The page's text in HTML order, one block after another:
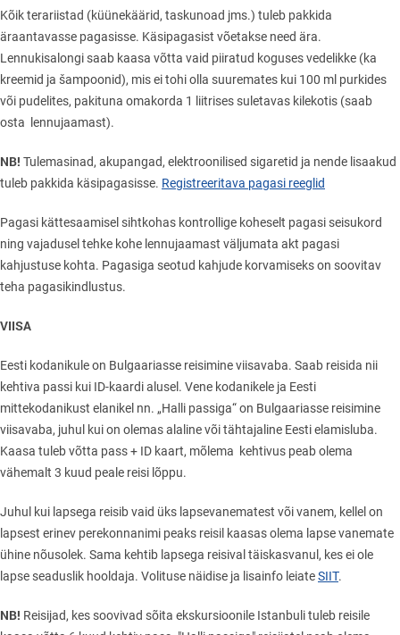
Kõik terariistad (küünekäärid, taskunoad jms.) tuleb pakkida
äraantavasse pagasisse. Käsipagasist võetakse need ära.
Lennukisalongi saab kaasa võtta vaid piiratud koguses vedelikke (ka
kreemid ja šampoonid), mis ei tohi olla suuremates kui 100 ml purkides
või pudelites, pakituna omakorda 1 liitrises suletavas kilekotis (saab
osta lennujaamast).
NB! Tulemasinad, akupangad, elektroonilised sigaretid ja nende lisaakud
tuleb pakkida käsipagasisse. Registreeritava pagasi reeglid
Pagasi kättesaamisel sihtkohas kontrollige koheselt pagasi seisukord
ning vajadusel tehke kohe lennujaamast väljumata akt pagasi
kahjustuse kohta. Pagasiga seotud kahjude korvamiseks on soovitav
teha pagasikindlustus.
VIISA
Eesti kodanikule on Bulgaariasse reisimine viisavaba. Saab reisida nii
kehtiva passi kui ID-kaardi alusel. Vene kodanikele ja Eesti
mittekodanikust elanikel nn. „Halli passiga“ on Bulgaariasse reisimine
viisavaba, juhul kui on olemas alaline või tähtajaline Eesti elamisluba.
Kaasa tuleb võtta pass + ID kaart, mõlema kehtivus peab olema
vähemalt 3 kuud peale reisi lõppu.
Juhul kui lapsega reisib vaid üks lapsevanematest või vanem, kellel on
lapsest erinev perekonnanimi peaks reisil kaasas olema lapse vanemate
ühine nõusolek. Sama kehtib lapsega reisival täiskasvanul, kes ei ole
lapse seaduslik hooldaja. Volituse näidise ja lisainfo leiateSIIT.
NB! Reisijad, kes soovivad sõita ekskursioonile Istanbuli tuleb reisile